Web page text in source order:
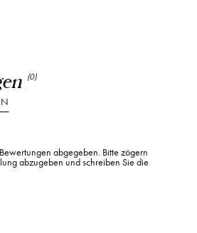
(0)
abgegeben. Bitte zögern
abzugeben und schreiben Sie die